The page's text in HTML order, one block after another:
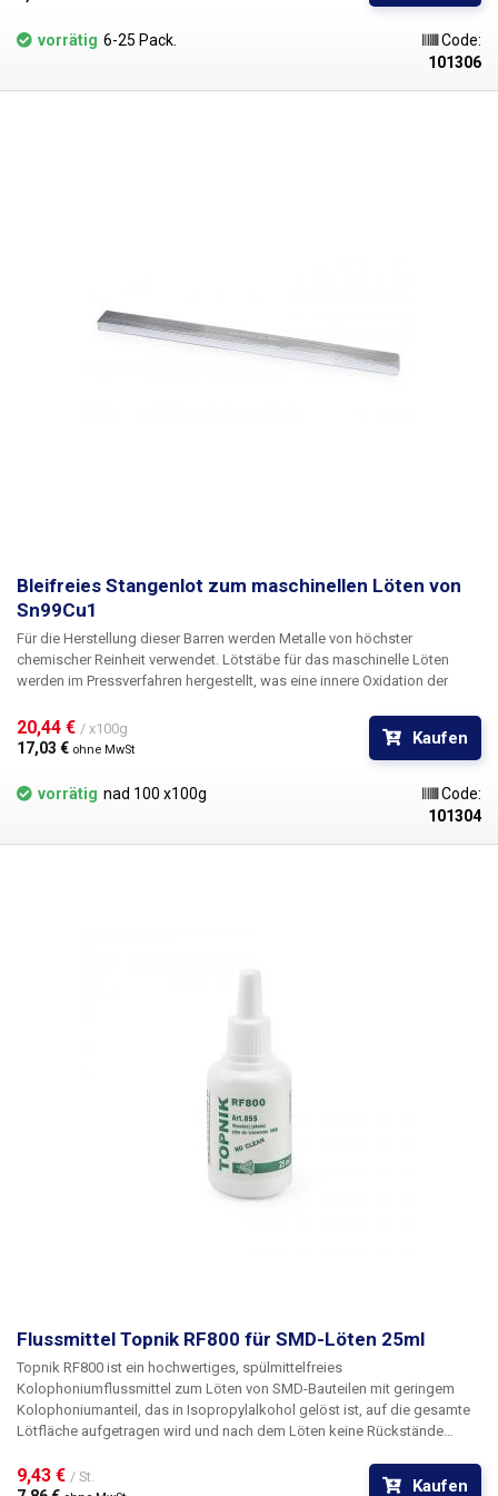
Halbierung des Lötabfalls beim Abwischen der oxidierten Schicht von
der Oberfläche und langfristig einen sauberen Schmelzspiegel bedeutet.
Es wird in Form von Pellets mit einem Gewicht von etwa 5 g geliefert.
vorrätig 6-25 Pack.
Code:
101306
Bleifreies Stangenlot zum maschinellen Löten von
Sn99Cu1
Für die Herstellung dieser Barren werden Metalle von höchster
chemischer Reinheit verwendet. Lötstäbe für das maschinelle Löten
werden im Pressverfahren hergestellt, was eine innere Oxidation der
die hergestellten Stangen sehr gute Benetzungseigenschaften
aufweisen, die Lötgeschwindigkeit und der Lotverbrauch reduziert
werden. Die lötbare eutektische Legierung Sn99Cu1 ist die
wirtschaftlichste Wahl für den Übergang zu einem bleifreien Verfahren in
der Unterhaltungselektronikindustrie.
20,44 € / x100g
17,03 € ohne MwSt
Kaufen
vorrätig nad 100 x100g
Code:
101304
Flussmittel Topnik RF800 für SMD-Löten 25ml
Topnik RF800 ist ein hochwertiges, spülmittelfreies
Kolophoniumflussmittel zum Löten von SMD-Bauteilen mit geringem
Kolophoniumanteil, das in Isopropylalkohol gelöst ist, auf die gesamte
Lötfläche aufgetragen wird und nach dem Löten keine Rückstände
herkömmliches Kolophonium nicht verwendet werden kann. Das RF800-
9,43 € / St. Kaufen